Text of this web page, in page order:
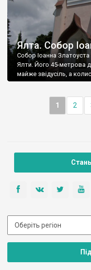
Ялта. Собор
Собор Іоанна
Ялти. Його 45-метрова
майже звідусіль, а
1 2